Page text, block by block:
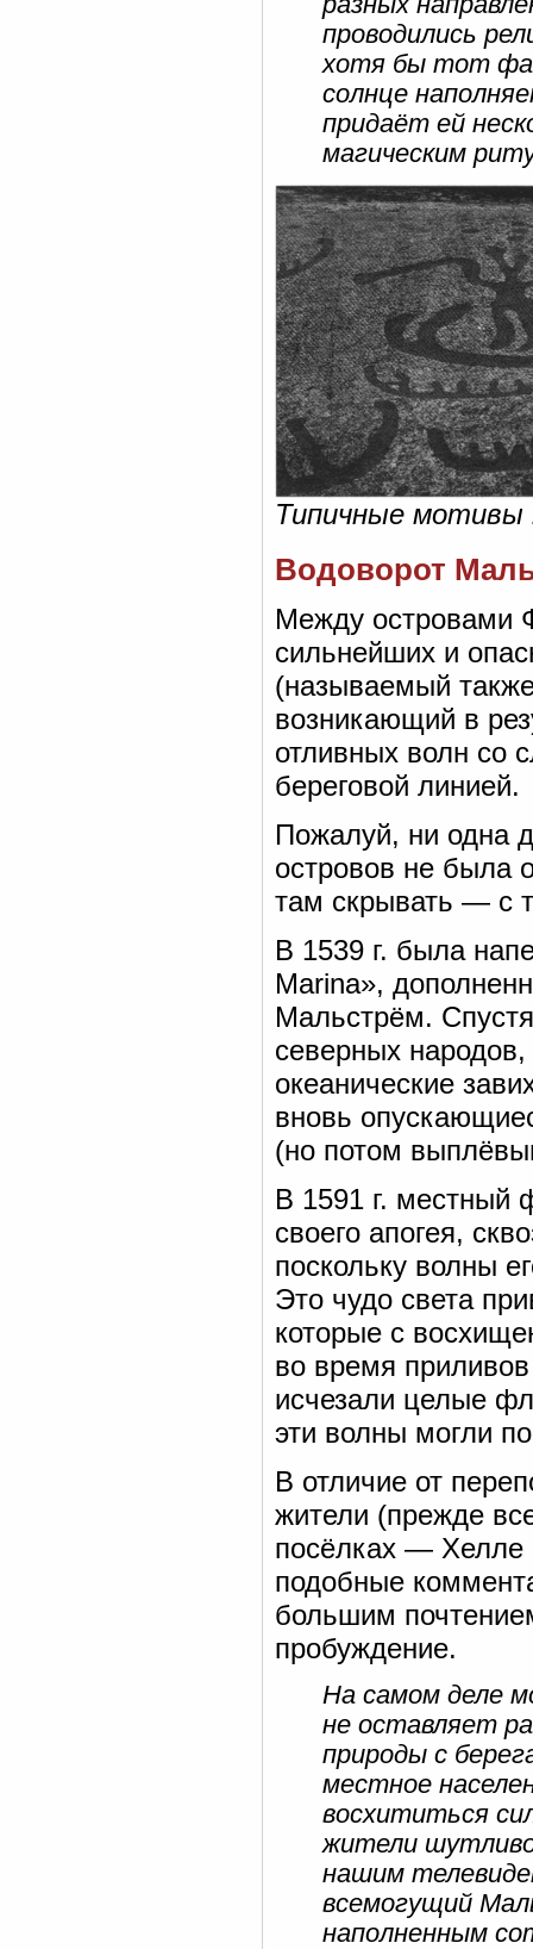
проводились
хотя бы тот
солнце
придаёт ей
магическим
Типичные мотивы
Водоворот
Между островами
сильнейших и
(называемый
возникающий в
отливных волн со
береговой линией.
Пожалуй, ни одна
островов не была
там скрывать — с
В 1539 г. была
Marina»,
Мальстрём.
северных
океанические
вновь
(но потом
В 1591 г. местный
своего апогея,
поскольку волны
Это чудо света
которые с
во время
исчезали целые
эти волны могли
В отличие от
жители (прежде
посёлках — Хелле
подобные
большим
пробуждение.
На самом деле
не оставляет
природы с
местное
восхититься
жители
нашим
всемогущий
наполненным